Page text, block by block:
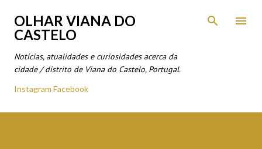
Avançar para o conteúdo principal
OLHAR VIANA DO
CASTELO
Notícias, atualidades e curiosidades acerca da
cidade / distrito de Viana do Castelo, Portugal.
Instagram Facebook